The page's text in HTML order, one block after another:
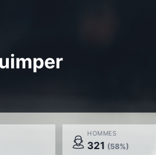
HOMMES
321 (58%)